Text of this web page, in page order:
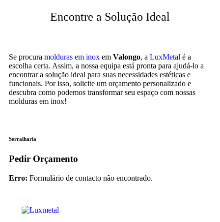
Encontre a Solução Ideal
Se procura molduras em inox em Valongo, a LuxMetal é a
escolha certa. Assim, a nossa equipa está pronta para ajudá-lo a
encontrar a solução ideal para suas necessidades estéticas e
funcionais. Por isso, solicite um orçamento personalizado e
descubra como podemos transformar seu espaço com nossas
molduras em inox!
Serralharia
Pedir Orçamento
Erro: Formulário de contacto não encontrado.